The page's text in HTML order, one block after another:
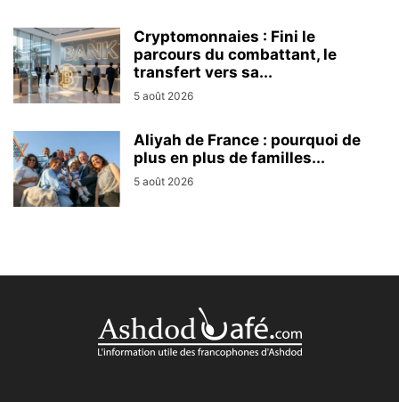
Cryptomonnaies : Fini le
parcours du combattant, le
transfert vers sa...
5 août 2026
Aliyah de France : pourquoi de
plus en plus de familles...
5 août 2026